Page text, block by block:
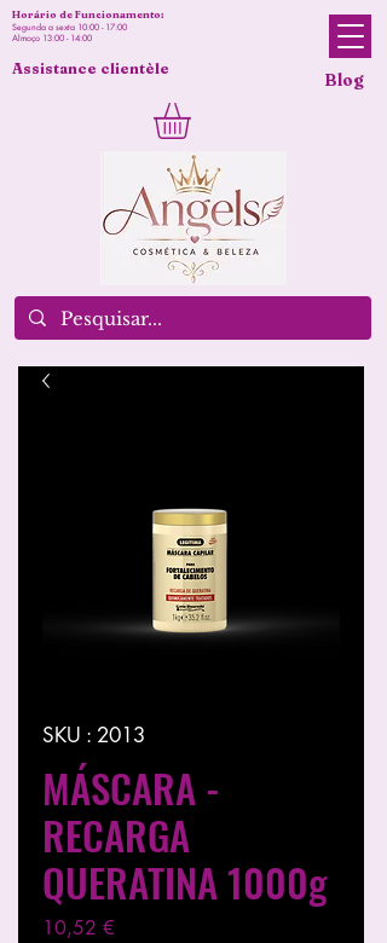
Blog
Horário de Funcionamento:
Segunda a sexta 10:00 - 17:00
Almoço 13:00 - 14:00
Assistance clientèle
SKU : 2013
MÁSCARA -
RECARGA
QUERATINA 1000g
10,52 €